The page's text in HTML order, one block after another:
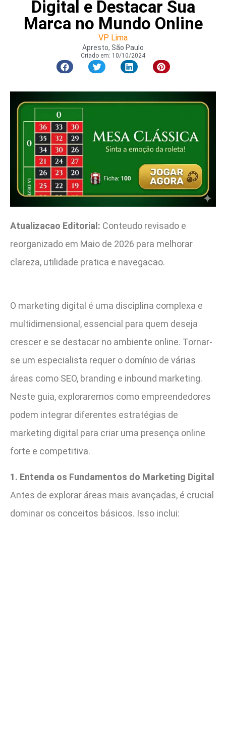
Digital e Destacar Sua
Marca no Mundo Online
VP Lima
Apresto, São Paulo
Criado em: 10/10/2024
Atualizacao Editorial: Conteudo revisado e
reorganizado em Maio de 2026 para melhorar
clareza, utilidade pratica e navegacao.
O marketing digital é uma disciplina complexa e
multidimensional, essencial para quem deseja
crescer e se destacar no ambiente online. Tornar-
se um especialista requer o domínio de várias
áreas como SEO, branding e inbound marketing.
Neste guia, exploraremos como empreendedores
podem integrar diferentes estratégias de
marketing digital para criar uma presença online
forte e competitiva.
1. Entenda os Fundamentos do Marketing Digital
Antes de explorar áreas mais avançadas, é crucial
dominar os conceitos básicos. Isso inclui: